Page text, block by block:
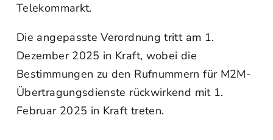
Telekommarkt.
Die angepasste Verordnung tritt am 1.
Dezember 2025 in Kraft, wobei die
Bestimmungen zu den Rufnummern für M2M-
Übertragungsdienste rückwirkend mit 1.
Februar 2025 in Kraft treten.